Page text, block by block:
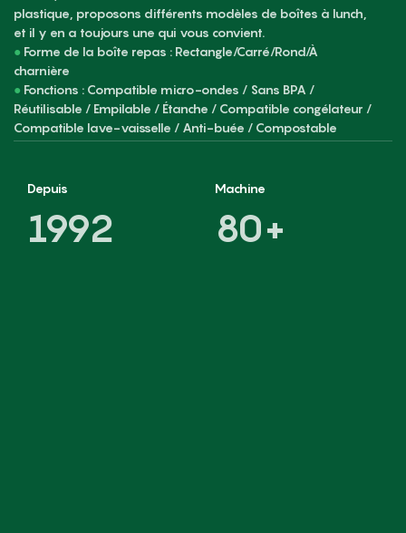
plastique, proposons différents modèles de boîtes à lunch,
et il y en a toujours une qui vous convient.
● Forme de la boîte repas : Rectangle/Carré/Rond/À
charnière
● Fonctions : Compatible micro-ondes / Sans BPA /
Réutilisable / Empilable / Étanche / Compatible congélateur /
Compatible lave-vaisselle / Anti-buée / Compostable
Depuis
1992
Machine
80+